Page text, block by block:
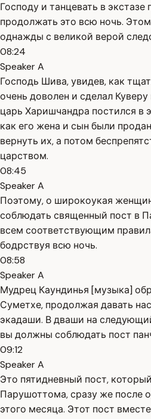
Господу и танцевать в
продолжать это всю ночь.
однажды с великой верой
08:24
Speaker A
Господь Шива, увидев, как
очень доволен и сделал
царь Харишчандра постился в
как его жена и сын были
вернуть их, а потом
царством.
08:45
Speaker A
Поэтому, о широкоукая
соблюдать священный пост в
всем соответствующим
бодрствуя всю ночь.
08:58
Speaker A
Мудрец Каундинья [музыка]
Суметхе, продолжая давать
экадаши. В дваши на
вы должны соблюдать пост
09:12
Speaker A
Это пятидневный пост,
Парушоттома, сразу же после
этого месяца. Этот пост